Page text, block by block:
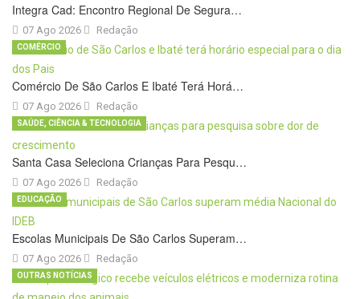
Integra Cad: Encontro Regional De Segura…
07 Ago 2026 Redação
Comércio De São Carlos E Ibaté Terá Horá…
07 Ago 2026
COMÉRCIO
Redação
Santa Casa Seleciona Crianças Para Pesqu…
07 Ago 2026
SAÚDE, CIÊNCIA & TECNOLOGIA
Redação
Escolas Municipais De São Carlos Superam…
07 Ago 2026
EDUCAÇÃO
Redação
OUTRAS NOTÍCIAS